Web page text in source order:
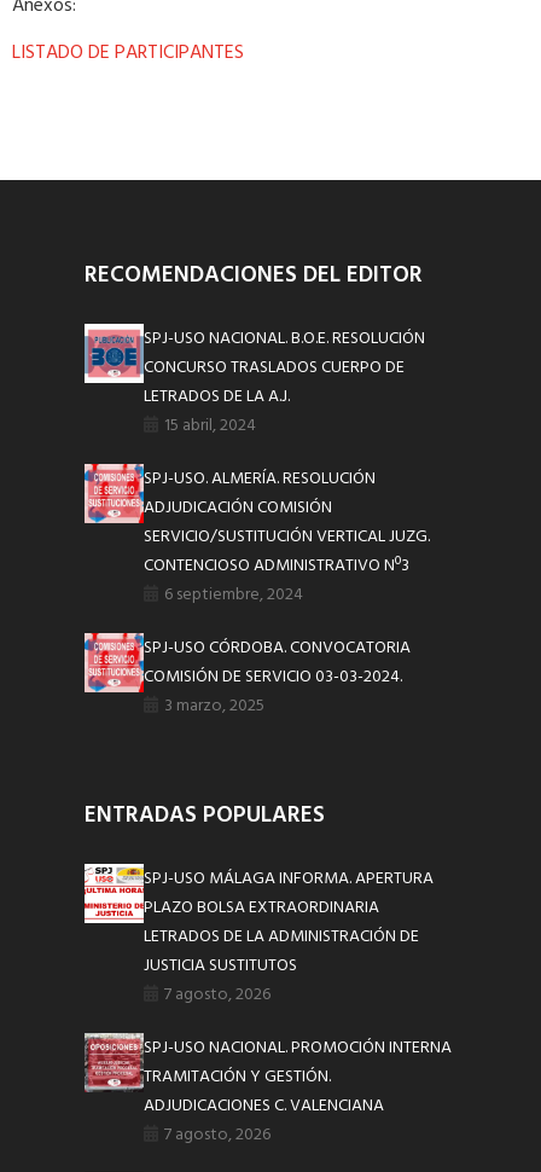
Anexos:
LISTADO DE PARTICIPANTES
RECOMENDACIONES DEL EDITOR
SPJ-USO NACIONAL. B.O.E. RESOLUCIÓN
CONCURSO TRASLADOS CUERPO DE
LETRADOS DE LA A.J.
15 abril, 2024
SPJ-USO. ALMERÍA. RESOLUCIÓN
ADJUDICACIÓN COMISIÓN
SERVICIO/SUSTITUCIÓN VERTICAL JUZG.
CONTENCIOSO ADMINISTRATIVO Nº3
6 septiembre, 2024
SPJ-USO CÓRDOBA. CONVOCATORIA
COMISIÓN DE SERVICIO 03-03-2024.
3 marzo, 2025
ENTRADAS POPULARES
SPJ-USO MÁLAGA INFORMA. APERTURA
PLAZO BOLSA EXTRAORDINARIA
LETRADOS DE LA ADMINISTRACIÓN DE
JUSTICIA SUSTITUTOS
7 agosto, 2026
SPJ-USO NACIONAL. PROMOCIÓN INTERNA
TRAMITACIÓN Y GESTIÓN.
ADJUDICACIONES C. VALENCIANA
7 agosto, 2026